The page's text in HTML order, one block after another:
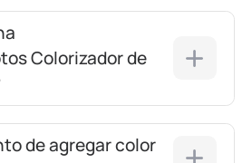
Colorizador de
de agregar color